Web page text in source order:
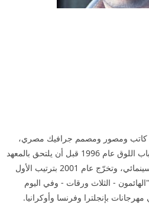
https://
مراد (مواليد القاهرة 1978) كاتب ومصور ومصمم جرافيك مصري،
تخرّج في مدرسة ليسيه الحرّية بباب اللوق عام 1996 قبل أن يلتحق بالمعهد
العالي للسينما ليدرس التصوير السينمائي، وتخرّج عام 2001 بترتيب الأول
- الثلاث ورقات - وفي اليوم
بإنجلترا وفرنسا وأوكرانيا.